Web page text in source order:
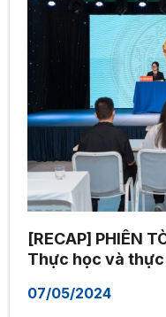
[RECAP] PHIÊN
Thực học và
07/05/2024